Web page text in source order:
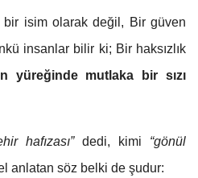
bir isim olarak değil, Bir güven
insanlar bilir ki; Bir haksızlık
yüreğinde mutlaka bir sızı
hafızası”dedi, kimi “gönül
anlatan söz belki de şudur: